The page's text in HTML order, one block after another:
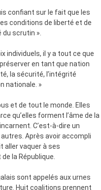
confiant sur le fait que les
conditions de liberté et de
scrutin ».
individuels, il y a tout ce que
en tant que nation
la sécurité, l’intégrité
nationale. »
et de tout le monde. Elles
qu’elles forment l’âme de la
C’est-à-dire un
Après avoir accompli
aller vaquer à ses
la République.
sont appelés aux urnes
Huit coalitions prennent